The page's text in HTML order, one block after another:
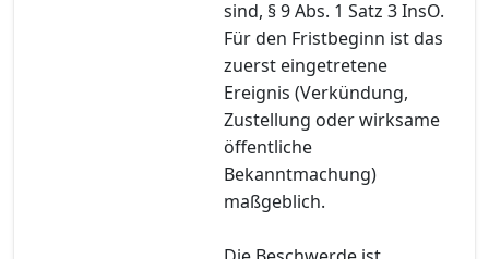
sind, § 9 Abs. 1 Satz 3 InsO.
Für den Fristbeginn ist das
zuerst eingetretene
Ereignis (Verkündung,
Zustellung oder wirksame
öffentliche
Bekanntmachung)
maßgeblich.